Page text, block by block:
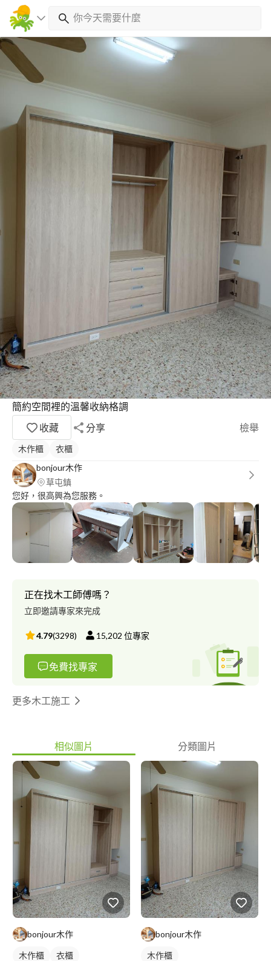
簡約空間裡的溫馨收納格調
收藏
分享 檢舉
木作櫃
衣櫃
bonjour木作
草屯鎮
您好，很高興為您服務。
正在找木工師傅嗎？
立即邀請專家來完成
4.79(3298) 15,202 位專家
免費找專家
更多木工施工
相似圖片 分類圖片
bonjour木作
木作櫃 衣櫃
bonjour木作
木作櫃